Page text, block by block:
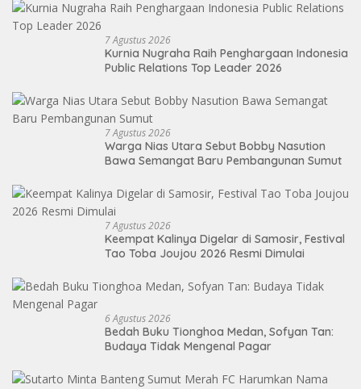
7 Agustus 2026
Kurnia Nugraha Raih Penghargaan Indonesia
Public Relations Top Leader 2026
7 Agustus 2026
Warga Nias Utara Sebut Bobby Nasution
Bawa Semangat Baru Pembangunan Sumut
7 Agustus 2026
Keempat Kalinya Digelar di Samosir, Festival
Tao Toba Joujou 2026 Resmi Dimulai
6 Agustus 2026
Bedah Buku Tionghoa Medan, Sofyan Tan:
Budaya Tidak Mengenal Pagar